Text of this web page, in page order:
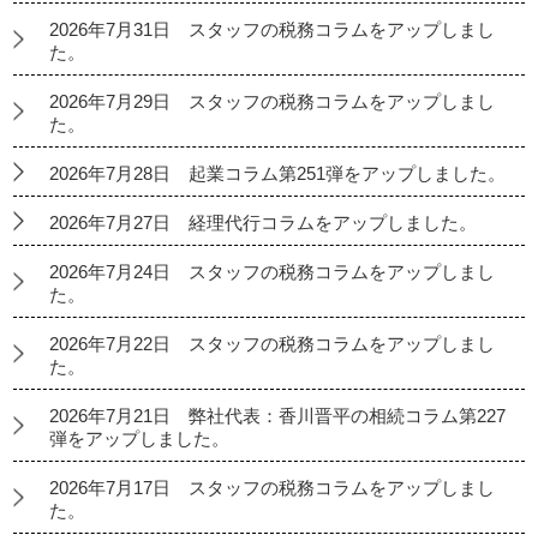
2026年7月31日 スタッフの税務コラムをアップしまし
た。
2026年7月29日 スタッフの税務コラムをアップしまし
た。
2026年7月28日 起業コラム第251弾をアップしました。
2026年7月27日 経理代行コラムをアップしました。
2026年7月24日 スタッフの税務コラムをアップしまし
た。
2026年7月22日 スタッフの税務コラムをアップしまし
た。
2026年7月21日 弊社代表：香川晋平の相続コラム第227
弾をアップしました。
2026年7月17日 スタッフの税務コラムをアップしまし
た。